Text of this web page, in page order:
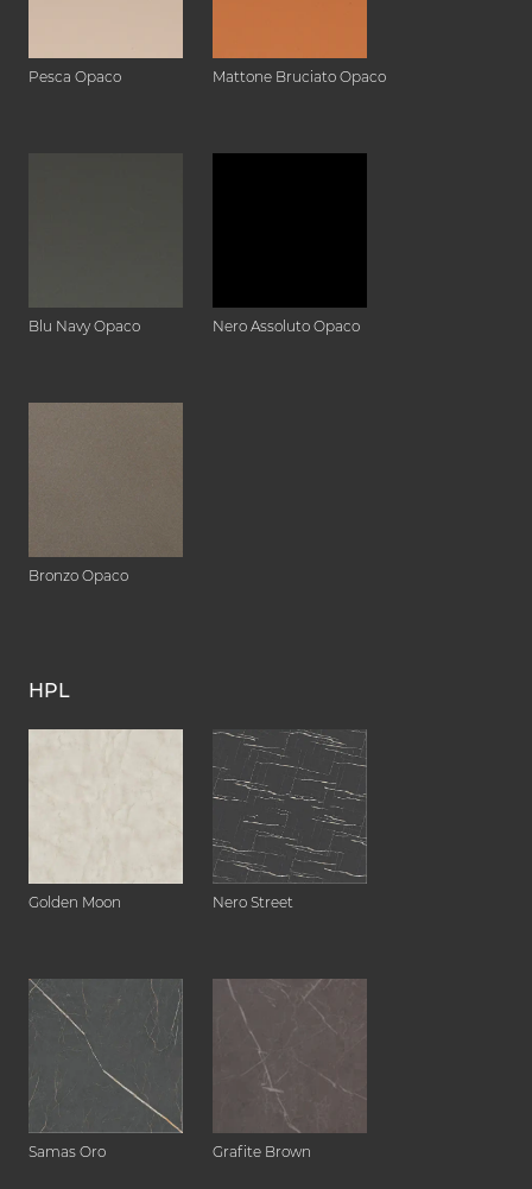
Pesca Opaco Mattone Bruciato Opaco
Blu Navy Opaco Nero Assoluto Opaco
Bronzo Opaco
HPL
Golden Moon Nero Street
Samas Oro Grafite Brown